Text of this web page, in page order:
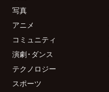
写真
アニメ
コミュニティ
演劇・ダンス
テクノロジー
スポーツ